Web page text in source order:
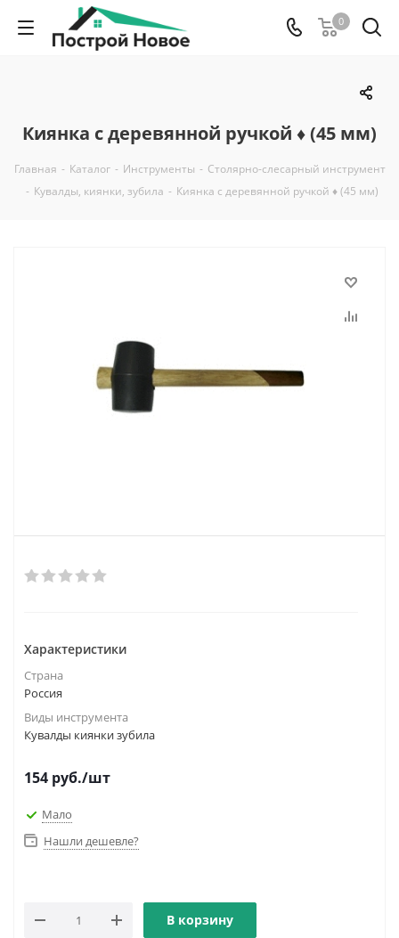
0
Киянка с деревянной ручкой ♦ (45 мм)
Главная - Каталог - Инструменты - Столярно-слесарный инструмент
- Кувалды, киянки, зубила - Киянка с деревянной ручкой ♦ (45 мм)
Характеристики
Страна
Россия
Виды инструмента
Кувалды киянки зубила
154 руб./шт
Мало
Нашли дешевле?
В корзину